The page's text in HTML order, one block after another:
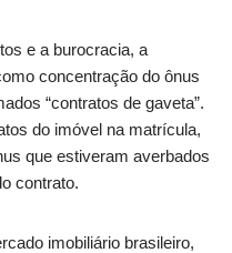
e a burocracia, a
concentração do ônus
“contratos de gaveta”.
do imóvel na matrícula,
que estiveram averbados
contrato.
imobiliário brasileiro,